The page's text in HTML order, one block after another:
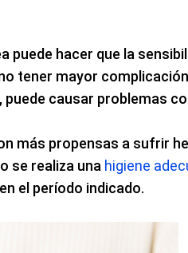
hacer que la
tener mayor
causar problemas
más propensas a sufrir
se realiza una higiene
el período indicado.